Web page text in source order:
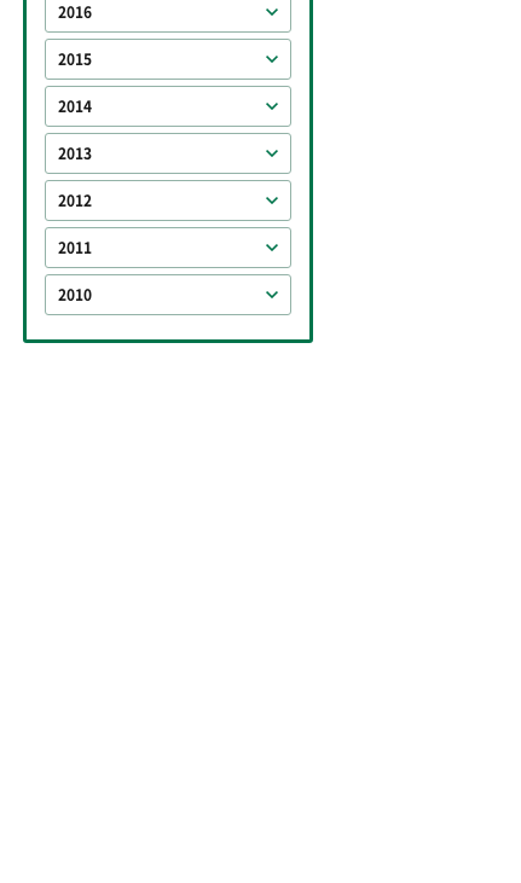
2016
2015
2014
2013
2012
2011
2010